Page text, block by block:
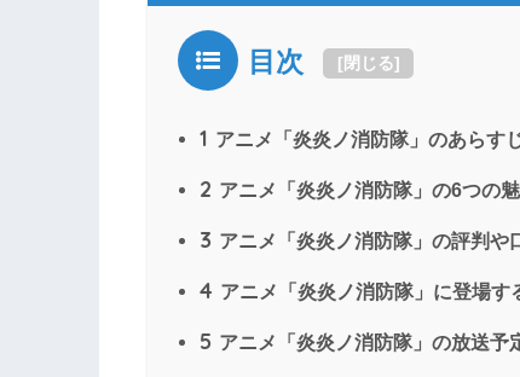
目次 [閉じる]
1 アニメ「炎炎ノ消防隊」のあらす
2 アニメ「炎炎ノ消防隊」の6つの
3 アニメ「炎炎ノ消防隊」の評判や
4 アニメ「炎炎ノ消防隊」に登場す
5 アニメ「炎炎ノ消防隊」の放送予